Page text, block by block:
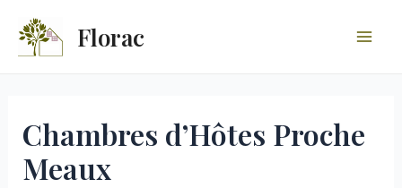
contenu
Florac
Chambres d’Hôtes Proche
Meaux